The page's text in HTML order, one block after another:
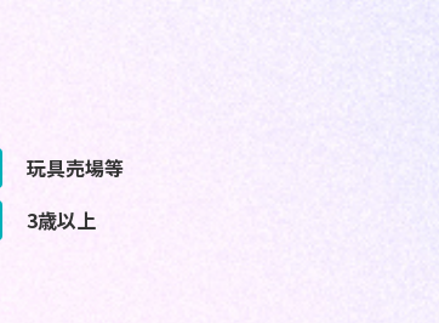
玩具売場等
3歳以上